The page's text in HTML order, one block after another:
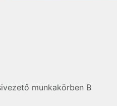
munkakörben B